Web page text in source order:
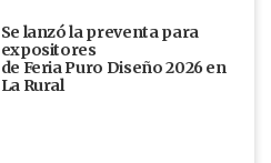
Se lanzó la preventa para
expositores
de Feria Puro Diseño 2026 en
La Rural